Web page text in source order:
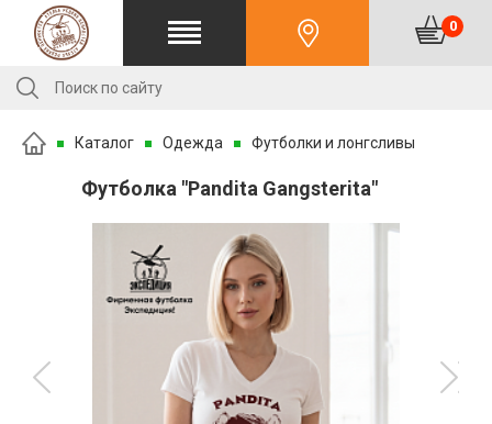
0
Каталог Одежда Футболки и лонгсливы
Футболка "Pandita Gangsterita"